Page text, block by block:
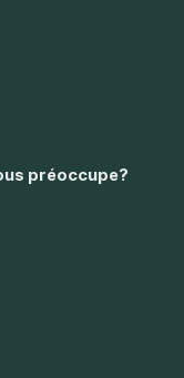
préoccupe?